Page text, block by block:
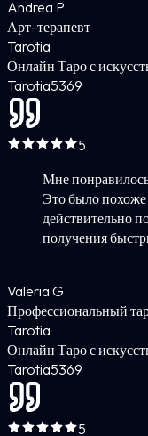
Andrea P
Арт-терапевт
Tarotia
Онлайн Таро с
Tarotia5369
5
Мне
Это было похоже
действительно
получения
Valeria G
Профессиональный
Tarotia
Онлайн Таро с
Tarotia5369
5